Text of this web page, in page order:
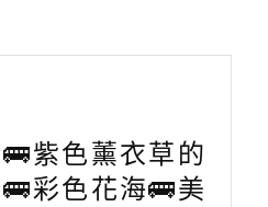
紫色薰衣草的
彩色花海🚌美